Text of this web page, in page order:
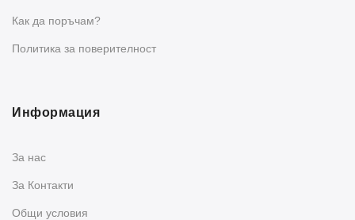
Как да поръчам?
Политика за поверителност
Информация
За нас
За Контакти
Общи условия